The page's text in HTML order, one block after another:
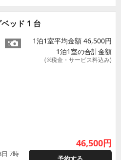
ッド 1 台
5
7時
1泊1室平均金額 46,500円
1泊1室の合計金額
(※税金・サービス料込み)
46,500円